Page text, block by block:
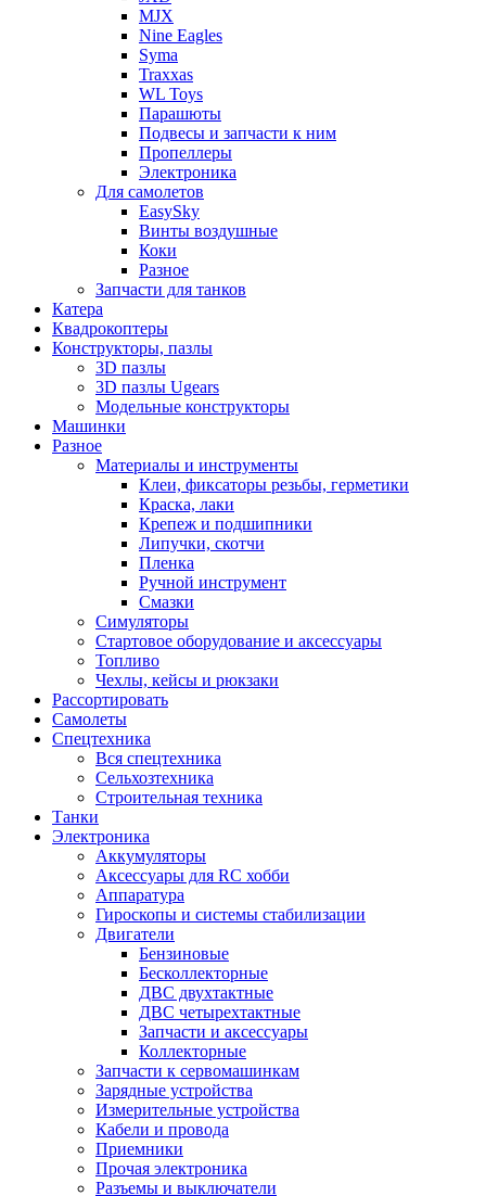
MJX
Nine Eagles
Syma
Traxxas
WL Toys
Парашюты
Подвесы и запчасти к ним
Пропеллеры
Электроника
Для самолетов
EasySky
Винты воздушные
Коки
Разное
Запчасти для танков
Катера
Квадрокоптеры
Конструкторы, пазлы
3D пазлы
3D пазлы Ugears
Модельные конструкторы
Машинки
Разное
Материалы и инструменты
Клеи, фиксаторы резьбы, герметики
Краска, лаки
Крепеж и подшипники
Липучки, скотчи
Пленка
Ручной инструмент
Смазки
Симуляторы
Стартовое оборудование и аксессуары
Топливо
Чехлы, кейсы и рюкзаки
Рассортировать
Самолеты
Спецтехника
Вся спецтехника
Сельхозтехника
Строительная техника
Танки
Электроника
Аккумуляторы
Аксессуары для RC хобби
Аппаратура
Гироскопы и системы стабилизации
Двигатели
Бензиновые
Бесколлекторные
ДВС двухтактные
ДВС четырехтактные
Запчасти и аксессуары
Коллекторные
Запчасти к сервомашинкам
Зарядные устройства
Измерительные устройства
Кабели и провода
Приемники
Прочая электроника
Разъемы и выключатели